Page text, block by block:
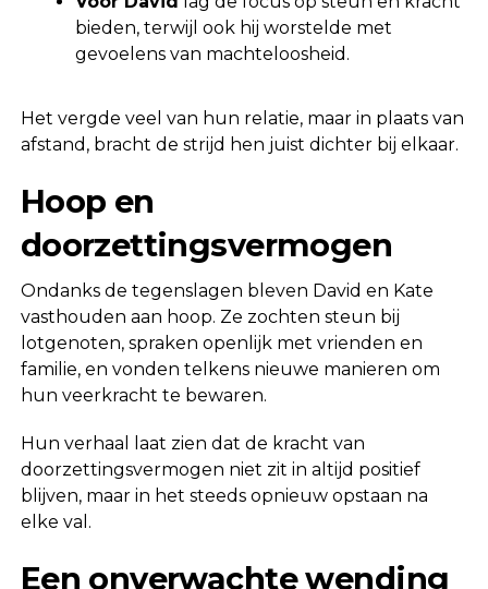
bieden, terwijl ook hij worstelde met
gevoelens van machteloosheid.
Het vergde veel van hun relatie, maar in plaats van
afstand, bracht de strijd hen juist dichter bij elkaar.
Hoop en
doorzettingsvermogen
Ondanks de tegenslagen bleven David en Kate
vasthouden aan hoop. Ze zochten steun bij
lotgenoten, spraken openlijk met vrienden en
familie, en vonden telkens nieuwe manieren om
hun veerkracht te bewaren.
Hun verhaal laat zien dat de kracht van
doorzettingsvermogen niet zit in altijd positief
blijven, maar in het steeds opnieuw opstaan na
elke val.
Een onverwachte wending